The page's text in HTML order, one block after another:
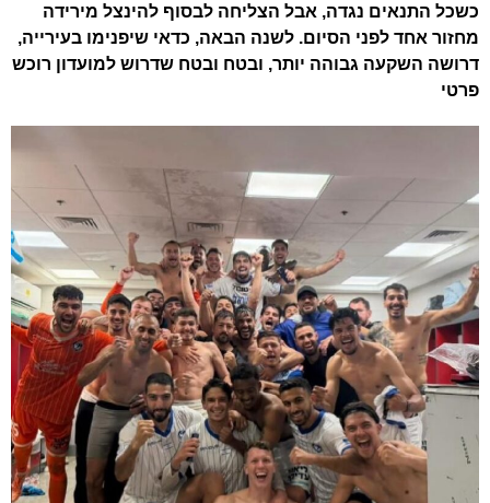
כשכל התנאים נגדה, אבל הצליחה לבסוף להינצל מירידה
מחזור אחד לפני הסיום. לשנה הבאה, כדאי שיפנימו בעירייה,
דרושה השקעה גבוהה יותר, ובטח ובטח שדרוש למועדון רוכש
פרטי